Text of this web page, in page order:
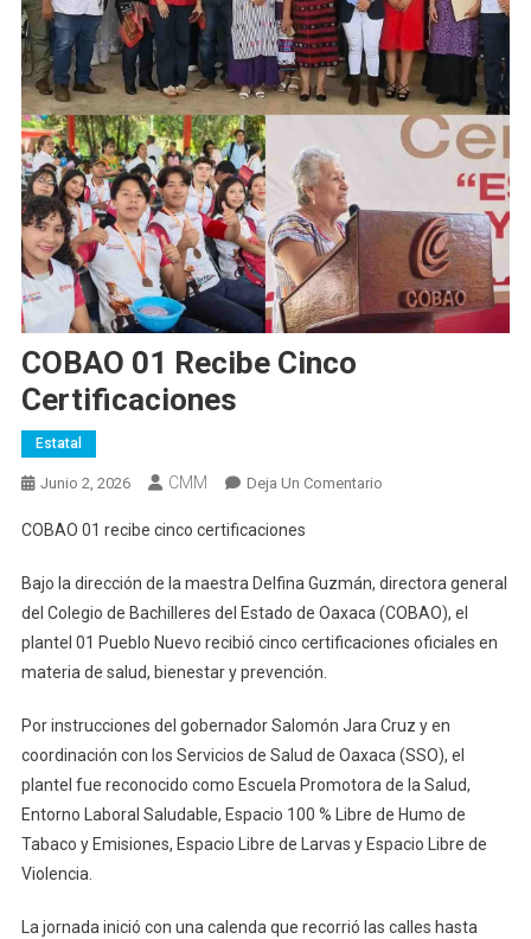
COBAO 01 Recibe Cinco
Certificaciones
Estatal
Junio 2, 2026 CMM Deja Un ComentarioEn
Cinco
Certificaciones
COBAO 01 recibe cinco certificaciones
Bajo la dirección de la maestra Delfina Guzmán, directora general
del Colegio de Bachilleres del Estado de Oaxaca (COBAO), el
plantel 01 Pueblo Nuevo recibió cinco certificaciones oficiales en
materia de salud, bienestar y prevención.
Por instrucciones del gobernador Salomón Jara Cruz y en
coordinación con los Servicios de Salud de Oaxaca (SSO), el
plantel fue reconocido como Escuela Promotora de la Salud,
Entorno Laboral Saludable, Espacio 100 % Libre de Humo de
Tabaco y Emisiones, Espacio Libre de Larvas y Espacio Libre de
Violencia.
La jornada inició con una calenda que recorrió las calles hasta